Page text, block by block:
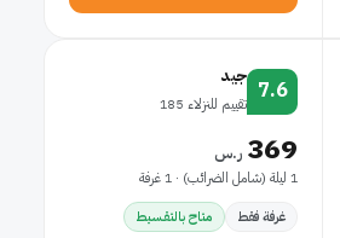
7.6
جيد
تقييم للنزلاء 185
369 ر.س
1 ليلة (شامل الضرائب) · 1 غرفة
غرفة فقط
متاح بالتقسيط